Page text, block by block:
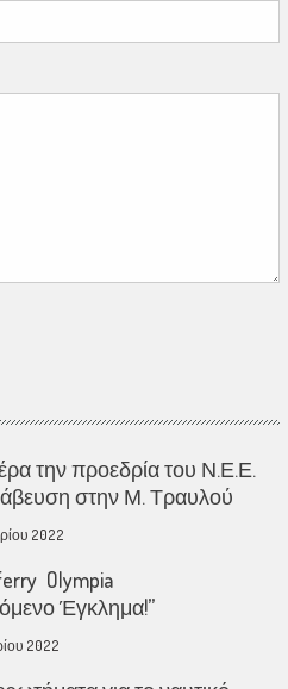
την προεδρία του Ν.Ε.Ε.
στην Μ. Τραυλού
2022
Olympia
Έγκλημα!”
2022